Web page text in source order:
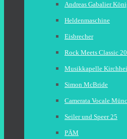
Andreas Gabalier
Heldenmaschine
Eisbrecher
Rock Meets Classic
Musikkapelle
Simon McBride
Camerata Vocale
Seiler und Speer 25
PÄM